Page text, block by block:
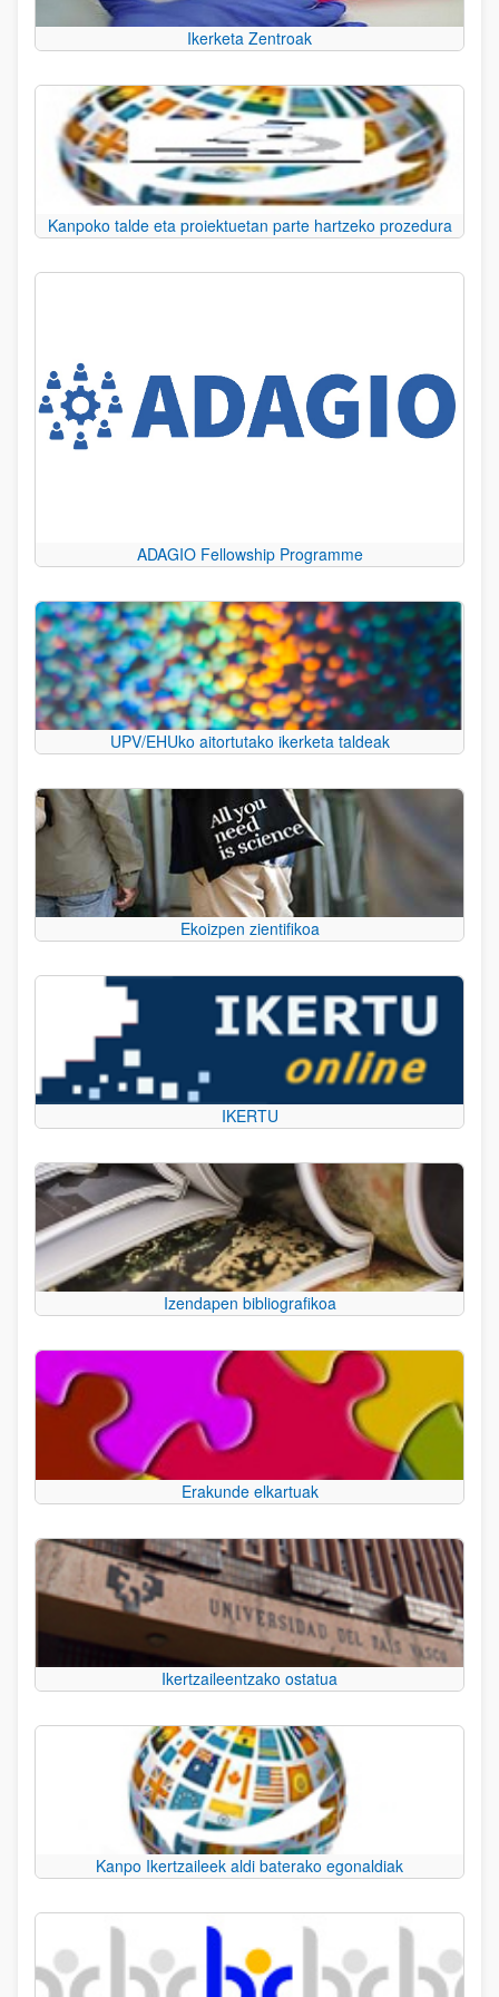
Ikerketa Zentroak
Kanpoko talde eta proiektuetan parte hartzeko prozedura
ADAGIO Fellowship Programme
UPV/EHUko aitortutako ikerketa taldeak
Ekoizpen zientifikoa
IKERTU
Izendapen bibliografikoa
Erakunde elkartuak
Ikertzaileentzako ostatua
Kanpo Ikertzaileek aldi baterako egonaldiak